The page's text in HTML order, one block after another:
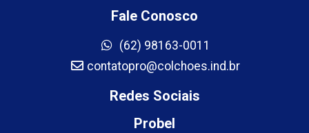
Fale Conosco
(62) 98163-0011
contatopro@colchoes.ind.br
Redes Sociais
Probel